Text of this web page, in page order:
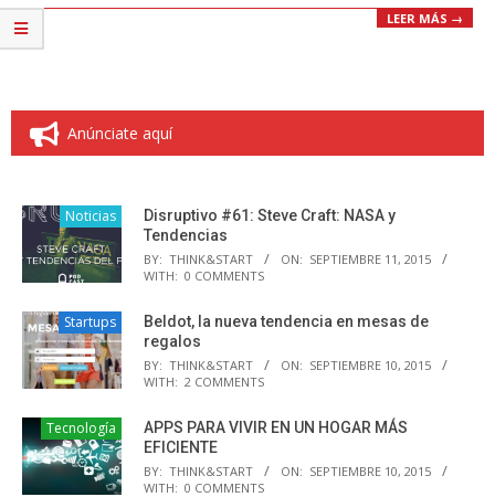
LEER MÁS →
Anúnciate aquí
Noticias
Disruptivo #61: Steve Craft: NASA y
Tendencias
BY: THINK&START ON: SEPTIEMBRE 11, 2015
WITH: 0 COMMENTS
Startups
Beldot, la nueva tendencia en mesas de
regalos
BY: THINK&START ON: SEPTIEMBRE 10, 2015
WITH: 2 COMMENTS
Tecnología
APPS PARA VIVIR EN UN HOGAR MÁS
EFICIENTE
BY: THINK&START ON: SEPTIEMBRE 10, 2015
WITH: 0 COMMENTS